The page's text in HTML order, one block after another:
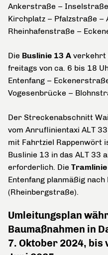
Ankerstraße –
Kirchplatz – Pfalzstraße –
Rheinhafenstraße –
Die Buslinie 13 A verkehrt
freitags von ca. 6 bis 18
Entenfang –
Vogesenbrücke –
Der Streckenabschnitt
vom Anruflinientaxi ALT
mit Fahrtziel Rappenwört
Buslinie 13 in das ALT 33
erforderlich. Die Tramlinie
Entenfang planmäßig nach
(Rheinbergstraße).
Umleitungsplan
Baumaßnahmen in
7. Oktober 2024,